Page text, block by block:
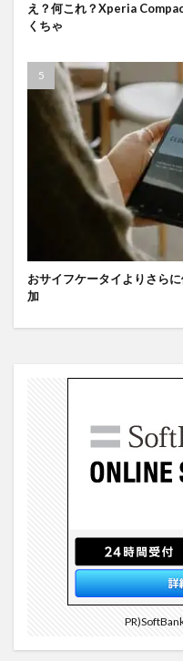
え？何これ？Xperia
くちゃ
おサイフケータイよりさら
加